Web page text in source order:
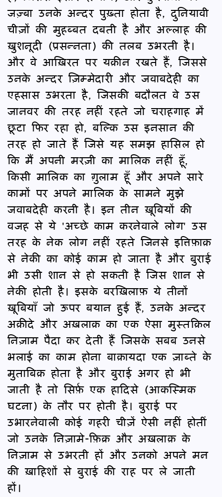
जज़्बा उनके अन्दर पुख़्ता होता है, दुनियावी
चीज़ों की मुहब्बत दबती है और अल्लाह की
ख़ुशनूदी (प्रसन्नता) की तलब उभरती है।
और वे आख़िरत पर यक़ीन रखते हैं, जिससे
उनके अन्दर ज़िम्मेदारी और जवाबदेही का
एहसास उभरता है, जिसकी बदौलत वे उस
जानवर की तरह नहीं रहते जो चराहगाह में
छूटा फिर रहा हो, बल्कि उस इनसान की
तरह हो जाते हैं जिसे यह समझ हासिल हो
कि मैं अपनी मरज़ी का मालिक नहीं हूँ,
किसी मालिक का ग़ुलाम हूँ और अपने सारे
कामों पर अपने मालिक के सामने मुझे
जवाबदेही करनी है। इन तीन ख़ूबियों की
वजह से ये 'अच्छे काम करनेवाले लोग' उस
तरह के नेक लोग नहीं रहते जिनसे इत्तिफ़ाक़
से नेकी का कोई काम हो जाता है और बुराई
भी उसी शान से हो सकती है जिस शान से
नेकी होती है। इसके बरख़िलाफ़ ये तीनों
ख़ूबियाँ जो ऊपर बयान हुई हैं, उनके अन्दर
अक़ीदे और अख़लाक़ का एक ऐसा मुस्तक़िल
निज़ाम पैदा कर देती हैं जिसके सबब उनसे
भलाई का काम होना बाक़ायदा एक ज़ाब्ते के
मुताबिक़ होता है और बुराई अगर हो भी
जाती है तो सिर्फ़ एक हादिसे (आकस्मिक
घटना) के तौर पर होती है। बुराई पर
उभारनेवाली कोई गहरी चीज़ें ऐसी नहीं होतीं
जो उनके निज़ामे-फ़िक्र और अख़लाक़ के
निज़ाम से उभरती हों और उनको अपने मन
की ख़ाहिशों से बुराई की राह पर ले जाती
हों।